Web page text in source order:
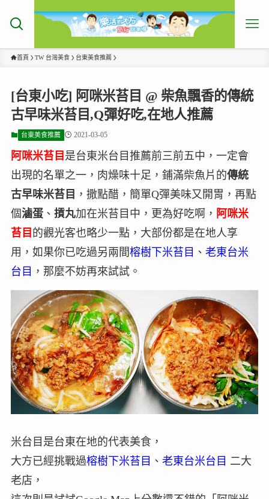
首頁 TW 台灣美食 台東美食推薦
[台東小吃] 阿咪米苔目 @ 柴魚飄香的傳統
古早味米苔目,Q彈好吃,在地人推薦
台東美食推薦 2021-03-05
阿咪米苔目 是台東米台目推薦前三前五中，一定會
出現的名單之一，肉燥味十足，鋪滿柴魚片的傳統
古早味米苔目 ，撒點醋，簡單Q彈美味又開胃，再點
個滷蛋、 摃丸加在米苔目中，更為好吃啊， 阿咪米
苔目 的觀光客也略少一點，大部份都是在地人享
用，如果你已吃過另兩間榕樹下米苔目 、 老東台米
台目 ，那麼不妨再來試試。
米台目是台東在地的代表美食，
大方已經挑戰過榕樹下米苔目 、 老東台米台目 二大
老店，